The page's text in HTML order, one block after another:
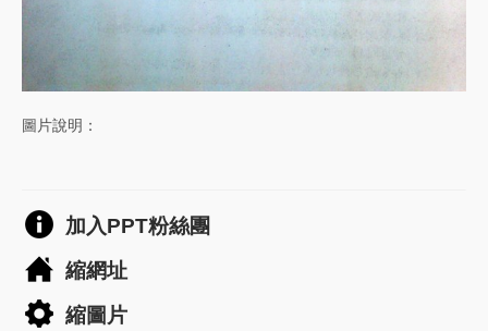
圖片說明：
加入PPT粉絲團
縮網址
縮圖片